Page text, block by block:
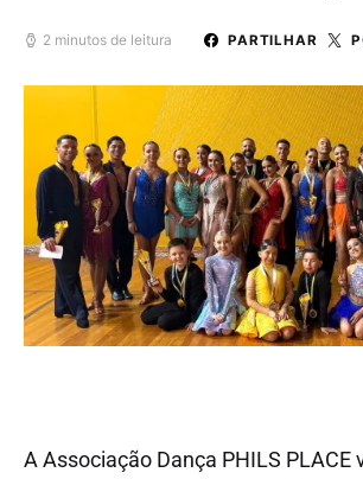
2 minutos de leitura PARTILHAR
A Associação Dança PHILS PLACE